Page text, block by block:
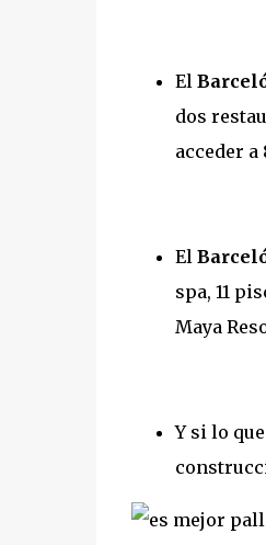
El
dos
acceder
El
spa, 11
Maya
Y si lo